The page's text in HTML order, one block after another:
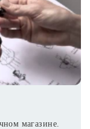
магазине.